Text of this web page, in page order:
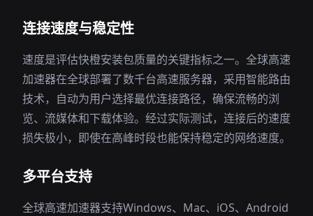
连接速度与稳定性
速度是评估快橙安装包质量的关键指标之一。全球高速
加速器在全球部署了数千台高速服务器，采用智能路由
技术，自动为用户选择最优连接路径，确保流畅的浏
览、流媒体和下载体验。经过实际测试，连接后的速度
损失极小，即使在高峰时段也能保持稳定的网络速度。
多平台支持
全球高速加速器支持Windows、Mac、iOS、Android